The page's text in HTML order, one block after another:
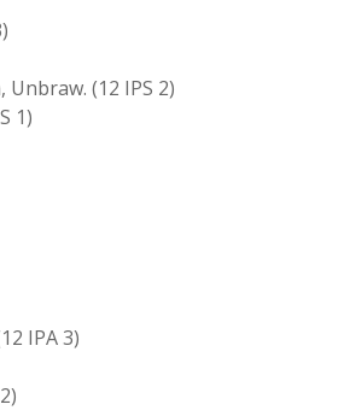
(12 IPS 2)
1)
IPA 3)